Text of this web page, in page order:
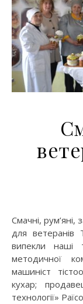
Смачні, рум’яні, запашні паски за старовинним рецептом
для ветеранів
випекли наші
методичної
машиніст
кухар;
технології»